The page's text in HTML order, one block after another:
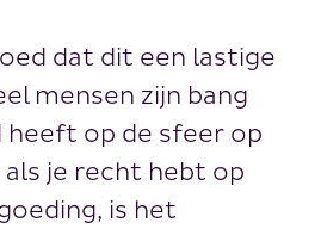
dat dit een lastige
mensen zijn bang
op de sfeer op
je recht hebt op
is het